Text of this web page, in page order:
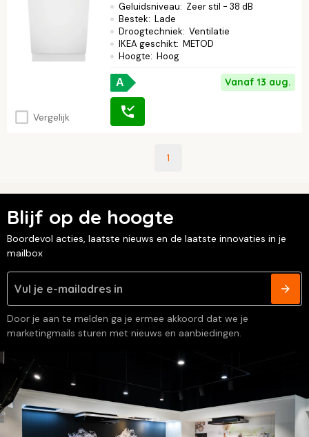
Vergelijk
Geluidsniveau: Zeer stil - 38 dB
Bestek: Lade
Droogtechniek: Ventilatie
IKEA geschikt: METOD
Hoogte: Hoog
A Vanaf 13 aug.
1
Blijf op de hoogte
Boordevol acties, laatste nieuws en de laatste innovaties in je
mailbox
Door je aan te melden ga je ermee akkoord dat we je
marketingmails sturen met nieuws en aanbiedingen.